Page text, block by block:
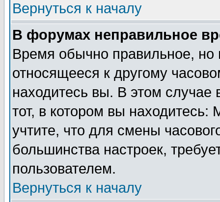
Вернуться к началу
В форумах неправильное
Время обычно правильное,
относящееся к другому
находитесь вы. В этом
тот, в котором вы
учтите, что для смены
большинства настроек,
пользователем.
Вернуться к началу